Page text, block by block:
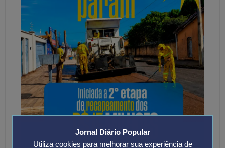
Jornal Diário Popular
Utiliza cookies para melhorar sua experiência de